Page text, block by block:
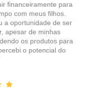
financeiramente para
com meus filhos.
a oportunidade de ser
apesar de minhas
os produtos para
o potencial do